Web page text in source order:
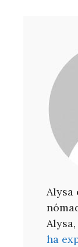
Alysa
ha